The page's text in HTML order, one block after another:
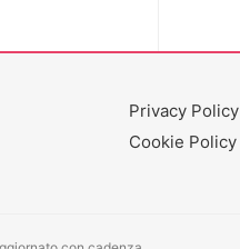
Privacy Policy
Cookie Policy